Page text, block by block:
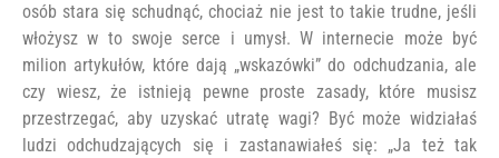
osób stara się schudnąć, chociaż nie jest to takie trudne, jeśli
włożysz w to swoje serce i umysł. W internecie może być
milion artykułów, które dają „wskazówki” do odchudzania, ale
czy wiesz, że istnieją pewne proste zasady, które musisz
przestrzegać, aby uzyskać utratę wagi? Być może widziałaś
ludzi odchudzających się i zastanawiałeś się: „Ja też tak